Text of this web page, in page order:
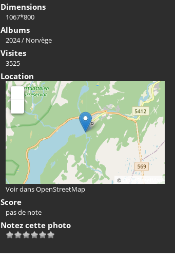
Dimensions
1067*800
Albums
2024/ Norvège
Visites
3525
Location
© OpenStreetMap
Voir dans OpenStreetMap
Score
pas de note
Notez cette photo